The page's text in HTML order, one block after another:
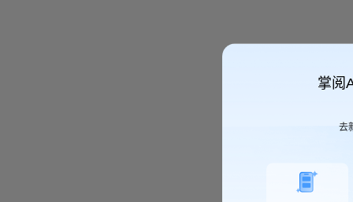
掌阅
去